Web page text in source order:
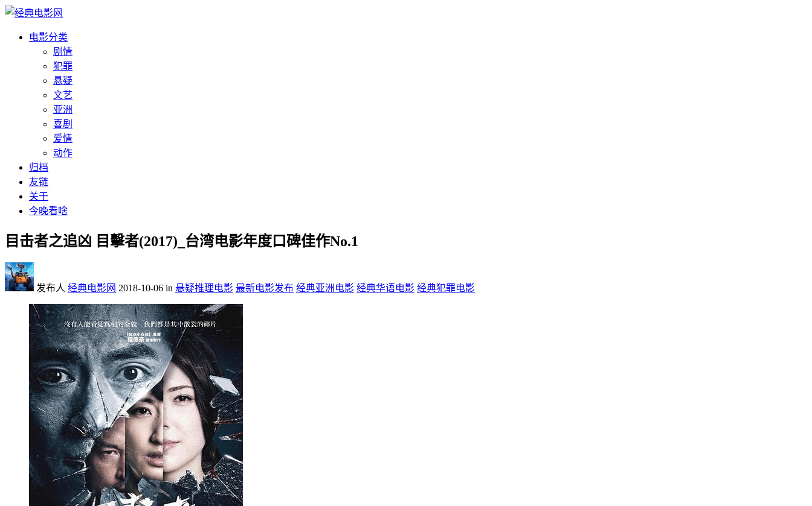
电影分类
剧情
犯罪
悬疑
文艺
亚洲
喜剧
爱情
动作
归档
友链
关于
今晚看啥
目击者之追凶 目擊者(2017)_台湾电影年度口碑佳作No.1
发布人 经典电影网 2018-10-06 in 悬疑推理电影 最新电影发布 经典亚洲电影 经典华语电影 经典犯罪电影